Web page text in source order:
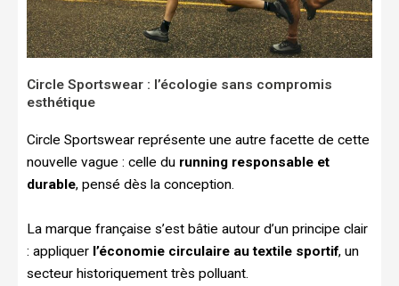
Circle Sportswear : l’écologie sans compromis
esthétique
Circle Sportswear représente une autre facette de cette
nouvelle vague : celle du running responsable et
durable, pensé dès la conception.
La marque française s’est bâtie autour d’un principe clair
: appliquer l’économie circulaire au textile sportif, un
secteur historiquement très polluant.